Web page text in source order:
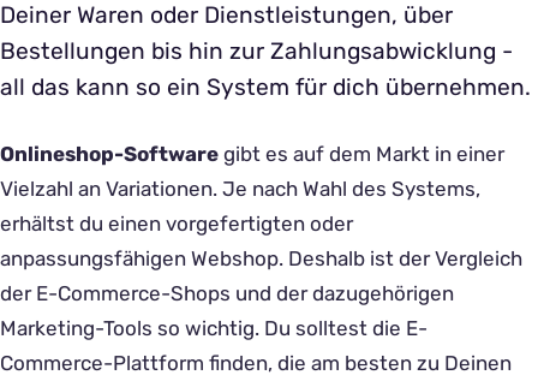
Deiner Waren oder Dienstleistungen, über
Bestellungen bis hin zur Zahlungsabwicklung -
all das kann so ein System für dich übernehmen.
Onlineshop-Software gibt es auf dem Markt in einer
Vielzahl an Variationen. Je nach Wahl des Systems,
erhältst du einen vorgefertigten oder
anpassungsfähigen Webshop. Deshalb ist der Vergleich
der E-Commerce-Shops und der dazugehörigen
Marketing-Tools so wichtig. Du solltest die E-
Commerce-Plattform finden, die am besten zu Deinen